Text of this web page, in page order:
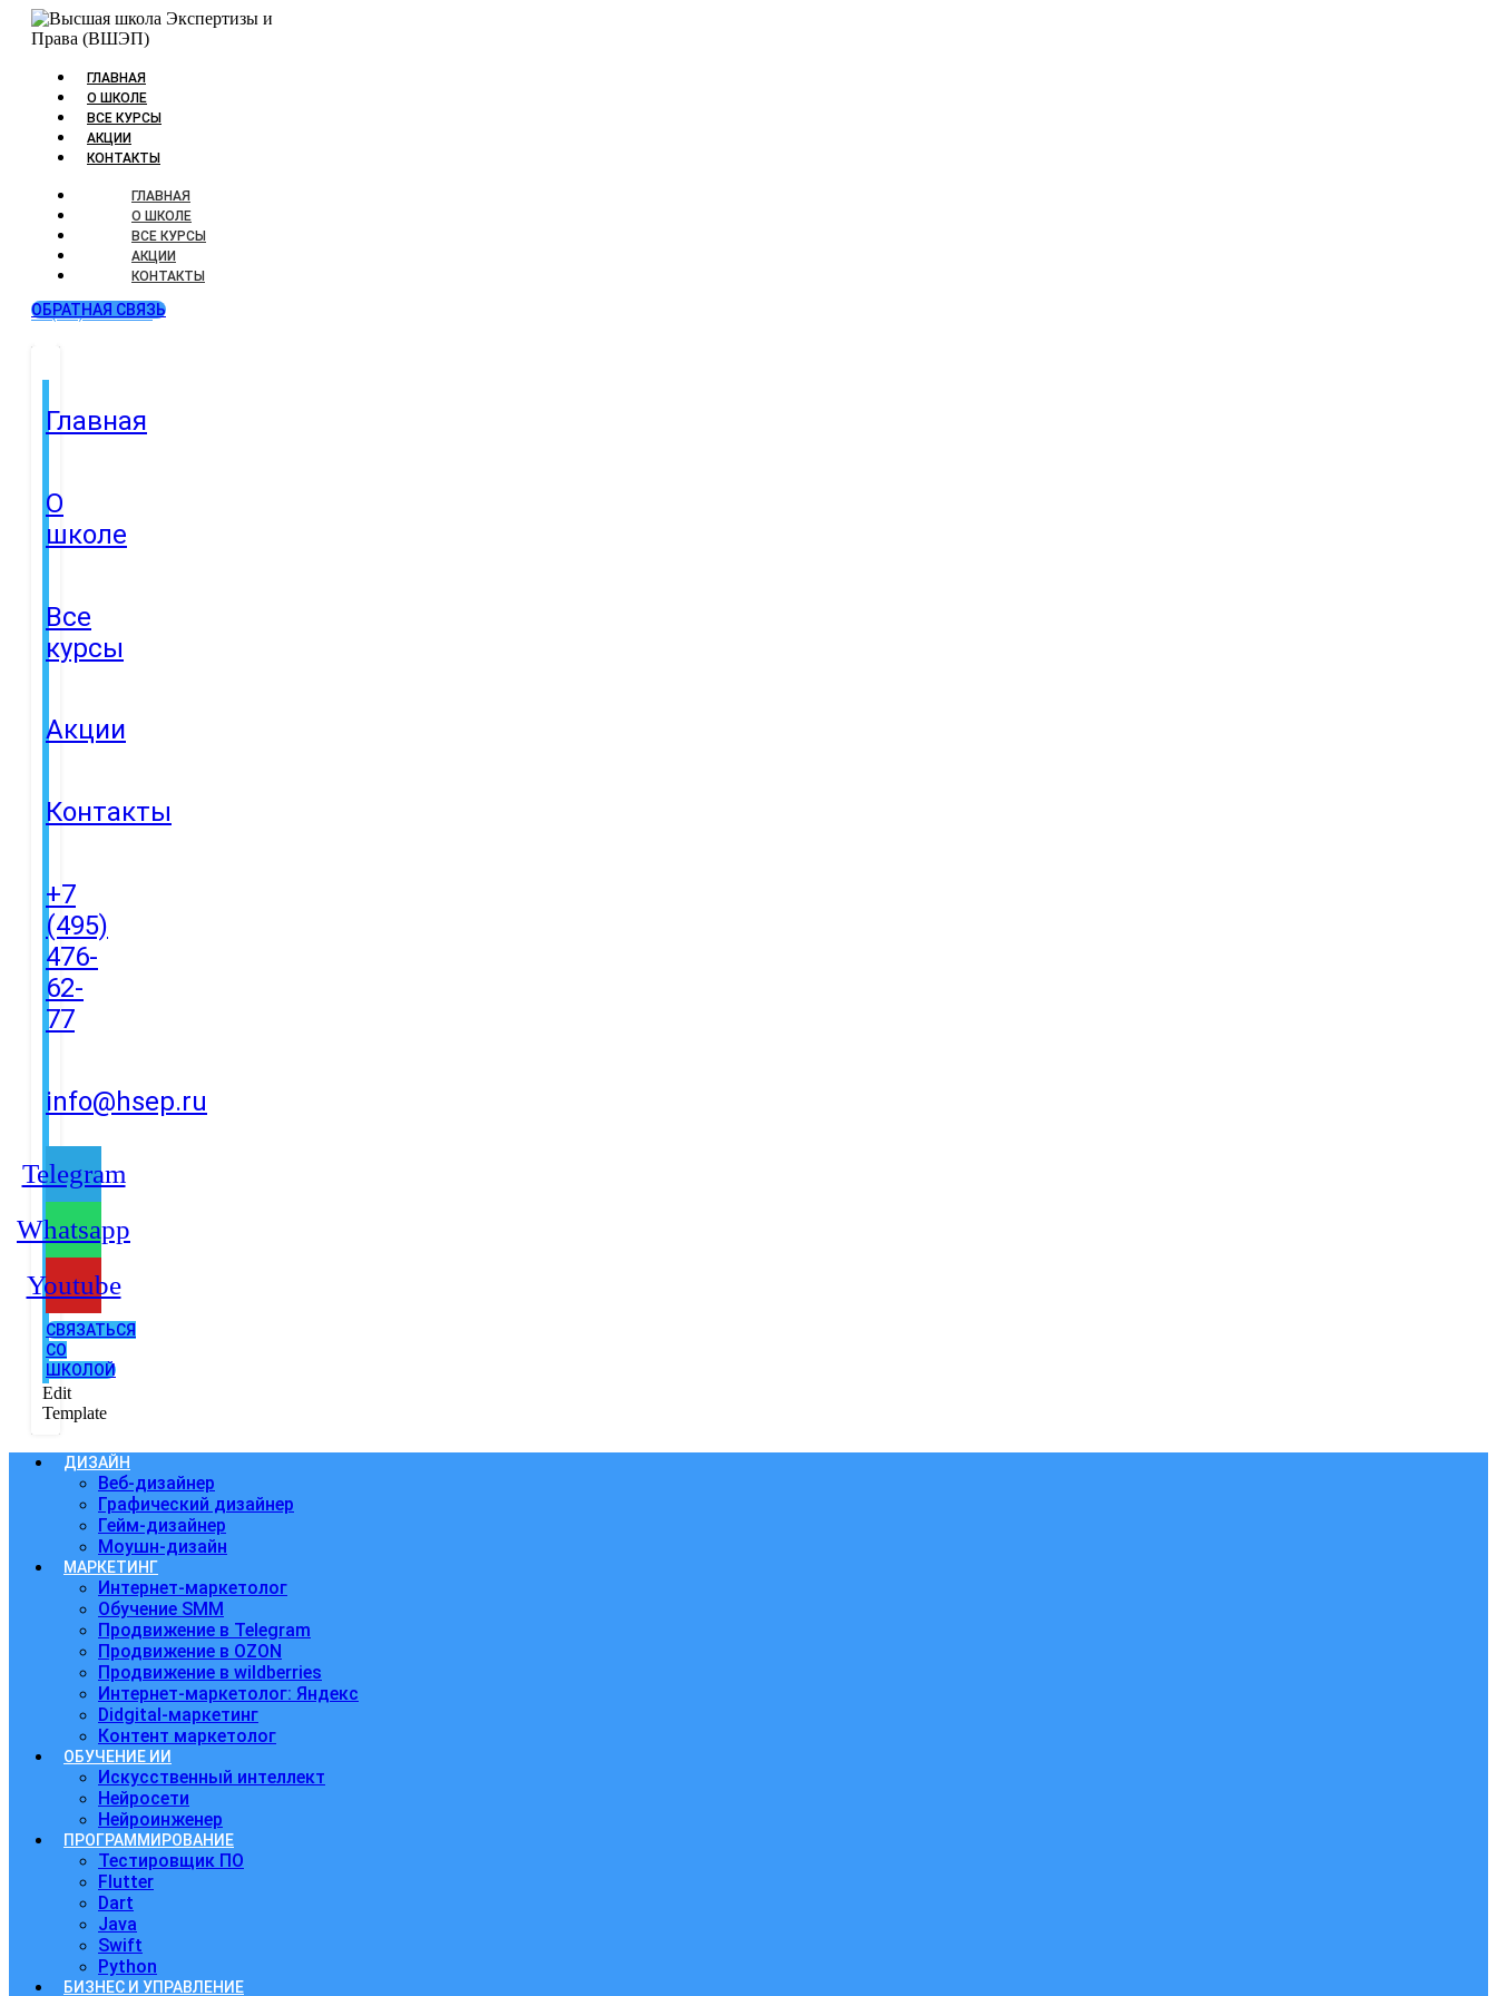
ГЛАВНАЯ
О ШКОЛЕ
ВСЕ КУРСЫ
АКЦИИ
КОНТАКТЫ
ГЛАВНАЯ
О ШКОЛЕ
ВСЕ КУРСЫ
АКЦИИ
КОНТАКТЫ
+7 (499) 346-72-77
ОБРАТНАЯ СВЯЗЬ
Главная
О
школе
Все
курсы
Акции
Контакты
+7
(495)
476-
62-
77
info@hsep.ru
Telegram
Whatsapp
Youtube
СВЯЗАТЬСЯ
СО
ШКОЛОЙ
Edit
Template
ДИЗАЙН
Веб-дизайнер
Графический дизайнер
Гейм-дизайнер
Моушн-дизайн
МАРКЕТИНГ
Интернет-маркетолог
Обучение SMM
Продвижение в Telegram
Продвижение в OZON
Продвижение в wildberries
Интернет-маркетолог: Яндекс
Didgital-маркетинг
Контент маркетолог
ОБУЧЕНИЕ ИИ
Искусственный интеллект
Нейросети
Нейроинженер
ПРОГРАММИРОВАНИЕ
Тестировщик ПО
Flutter
Dart
Java
Swift
Python
БИЗНЕС И УПРАВЛЕНИЕ